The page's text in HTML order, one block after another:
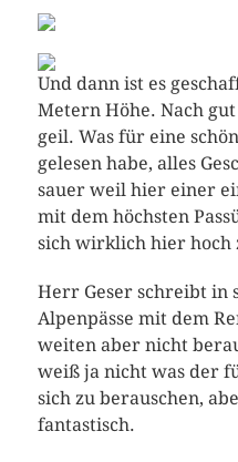
Und dann ist es
Metern Höhe. Nach
geil. Was für eine
gelesen habe, alles
sauer weil hier einer
mit dem höchsten
sich wirklich hier hoch
Herr Geser schreibt in
Alpenpässe mit dem
weiten aber nicht
weiß ja nicht was der
sich zu berauschen,
fantastisch.